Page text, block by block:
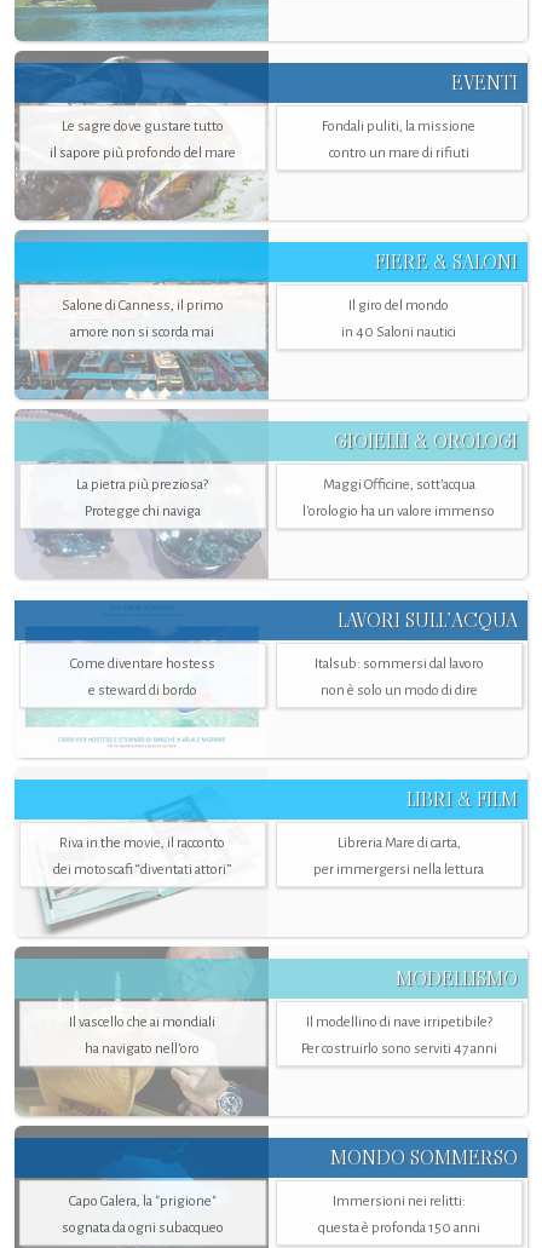
EVENTI
Le sagre dove gustare tutto
il sapore più profondo del mare
Fondali puliti, la missione
contro un mare di rifiuti
FIERE & SALONI
Salone di Canness, il primo
amore non si scorda mai
Il giro del mondo
in 40 Saloni nautici
GIOIELLI & OROLOGI
La pietra più preziosa?
Protegge chi naviga
Maggi Officine, sott’acqua
l'orologio ha un valore immenso
LAVORI SULL’ACQUA
Come diventare hostess
e steward di bordo
Italsub: sommersi dal lavoro
non è solo un modo di dire
LIBRI & FILM
Riva in the movie, il racconto
dei motoscafi “diventati attori”
Libreria Mare di carta,
per immergersi nella lettura
MODELLISMO
Il vascello che ai mondiali
ha navigato nell’oro
Il modellino di nave irripetibile?
Per costruirlo sono serviti 47 anni
MONDO SOMMERSO
Capo Galera, la "prigione"
sognata da ogni subacqueo
Immersioni nei relitti:
questa è profonda 150 anni